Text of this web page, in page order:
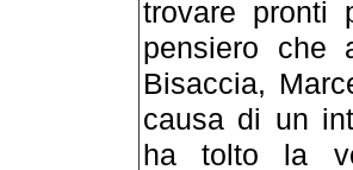
trovare pronti
pensiero che
Bisaccia,
causa di un
ha tolto la